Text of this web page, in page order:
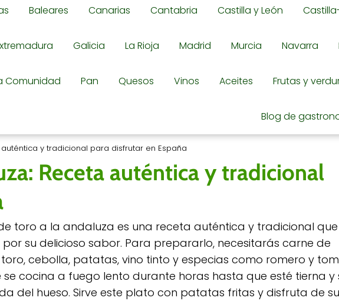
Baleares Canarias Cantabria Castilla y León
Galicia La Rioja Madrid Murcia Navarra
Comunidad Pan Quesos Vinos Aceites Frutas y
Blog de
y tradicional para disfrutar en España
Receta auténtica y tradicional
toro a la andaluza es una receta auténtica y tradicional que
su delicioso sabor. Para prepararlo, necesitarás carne de
cebolla, patatas, vino tinto y especias como romero y
se cocina a fuego lento durante horas hasta que esté tierna y
del hueso. Sirve este plato con patatas fritas y disfruta de su